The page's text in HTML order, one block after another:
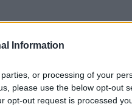
Information
or processing of your
please use the below opt-out
opt-out request is processed